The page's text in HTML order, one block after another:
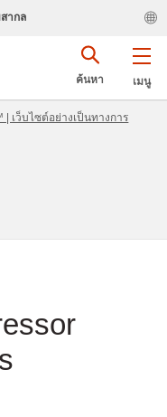
ากล
เมนู
ค้นหา
ว็บไซต์อย่างเป็นทางการ